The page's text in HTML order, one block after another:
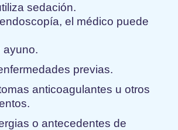
sedación.
el médico puede
ayuno.
previas.
anticoagulantes u otros
o antecedentes de